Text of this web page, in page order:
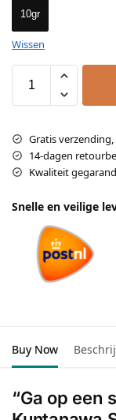
10gr
Wissen
Gratis verzending,
14-dagen
Kwaliteit
Snelle en veilige
Buy Now
“Ga op een